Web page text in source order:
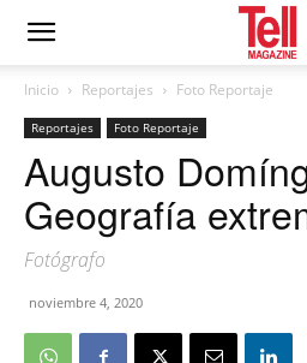
Inicio Reportajes Foto Reportaje
Reportajes Foto Reportaje
Augusto
Geografía
Fotógrafo
noviembre 4, 2020